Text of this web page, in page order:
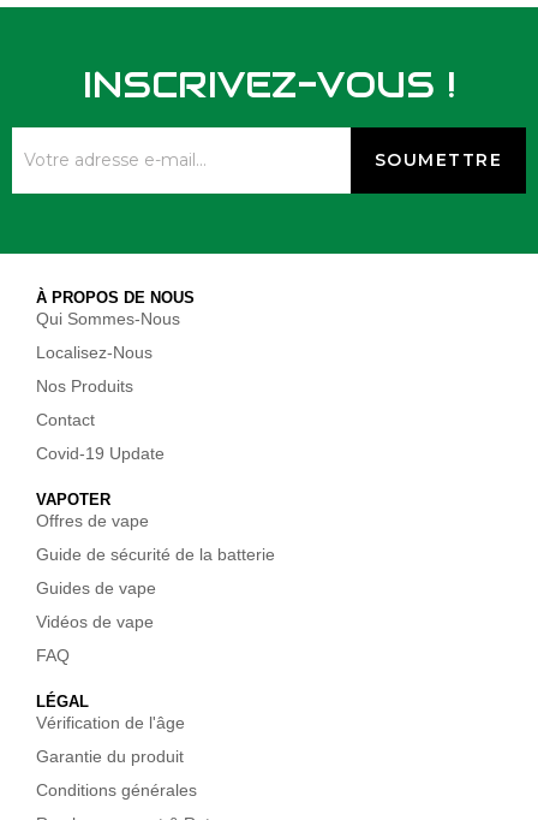
INSCRIVEZ-VOUS !
À PROPOS DE NOUS
Qui Sommes-Nous
Localisez-Nous
Nos Produits
Contact
Covid-19 Update
VAPOTER
Offres de vape
Guide de sécurité de la batterie
Guides de vape
Vidéos de vape
FAQ
LÉGAL
Vérification de l'âge
Garantie du produit
Conditions générales